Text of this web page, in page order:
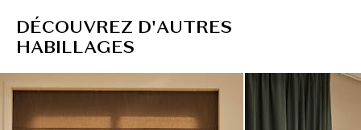
DÉCOUVREZ D'AUTRES
HABILLAGES